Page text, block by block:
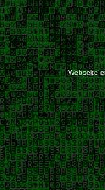
Webseite